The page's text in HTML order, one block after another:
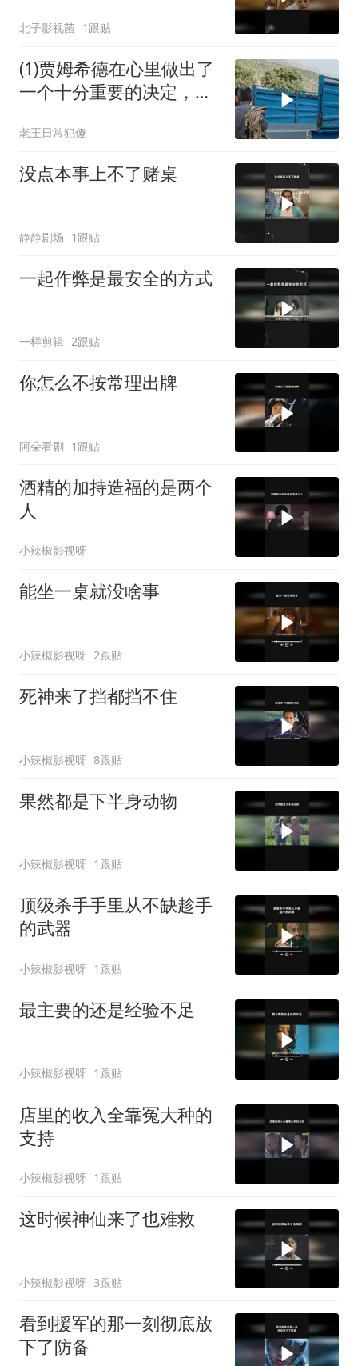
北子影视菌 1跟贴
(1)贾姆希德在心里做出了
一个十分重要的决定，他
老王日常犯傻
没点本事上不了赌桌
静静剧场 1跟贴
一起作弊是最安全的方式
一样剪辑 2跟贴
你怎么不按常理出牌
阿朵看剧 1跟贴
酒精的加持造福的是两个
人
小辣椒影视呀
能坐一桌就没啥事
小辣椒影视呀 2跟贴
死神来了挡都挡不住
小辣椒影视呀 8跟贴
果然都是下半身动物
小辣椒影视呀 1跟贴
顶级杀手手里从不缺趁手
的武器
小辣椒影视呀 1跟贴
最主要的还是经验不足
小辣椒影视呀 1跟贴
店里的收入全靠冤大种的
支持
小辣椒影视呀 1跟贴
这时候神仙来了也难救
小辣椒影视呀 3跟贴
看到援军的那一刻彻底放
下了防备